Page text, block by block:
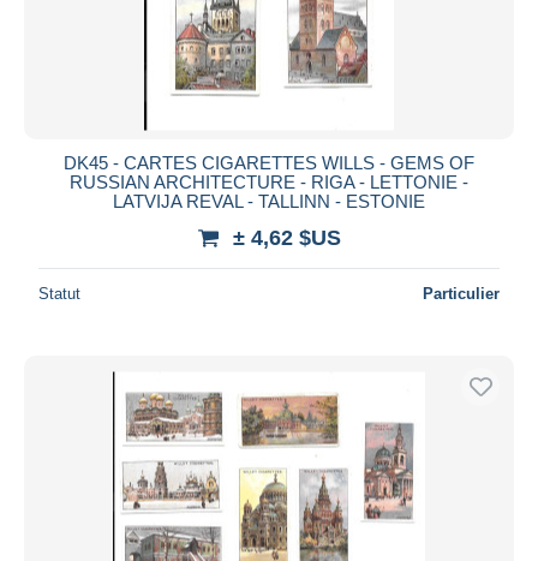
DK45 - CARTES CIGARETTES WILLS - GEMS OF
RUSSIAN ARCHITECTURE - RIGA - LETTONIE -
LATVIJA REVAL - TALLINN - ESTONIE
± 4,62 $US
Statut Particulier